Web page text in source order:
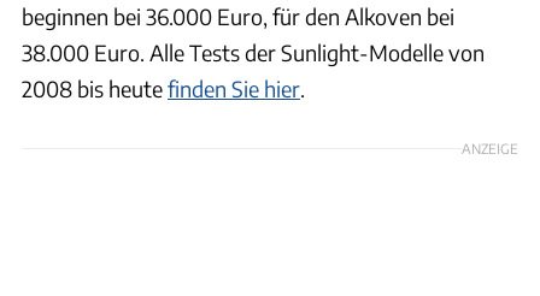
beginnen bei 36.000 Euro, für den Alkoven bei
38.000 Euro. Alle Tests der Sunlight-Modelle von
2008 bis heutefinden Sie hier.
ANZEIGE